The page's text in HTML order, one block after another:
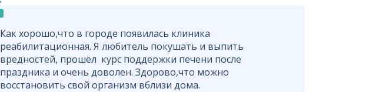
Как хорошо,что в городе появилась клиника
реабилитационная. Я любитель покушать и выпить
вредностей, прошёл курс поддержки печени после
праздника и очень доволен. Здорово,что можно
восстановить свой организм вблизи дома.